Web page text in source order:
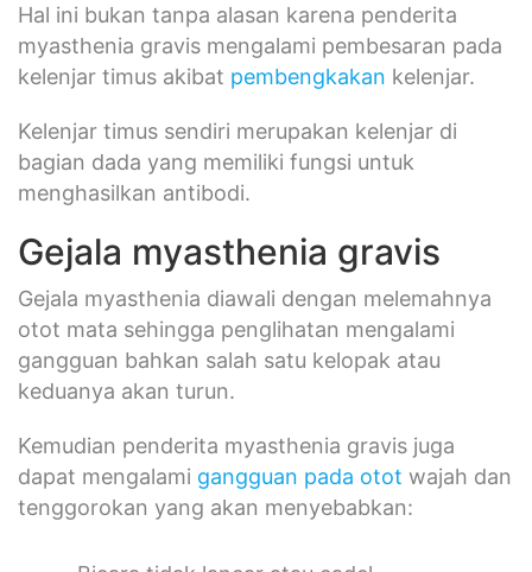
Hal ini bukan tanpa alasan karena penderita
myasthenia gravis mengalami pembesaran pada
kelenjar timus akibat pembengkakan kelenjar.
Kelenjar timus sendiri merupakan kelenjar di
bagian dada yang memiliki fungsi untuk
menghasilkan antibodi.
Gejala myasthenia gravis
Gejala myasthenia diawali dengan melemahnya
otot mata sehingga penglihatan mengalami
gangguan bahkan salah satu kelopak atau
keduanya akan turun.
Kemudian penderita myasthenia gravis juga
dapat mengalami gangguan pada otot wajah dan
tenggorokan yang akan menyebabkan: